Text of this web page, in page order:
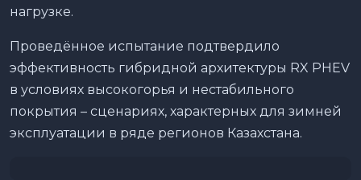
нагрузке.
Проведённое испытание подтвердило
эффективность гибридной архитектуры RX PHEV
в условиях высокогорья и нестабильного
покрытия – сценариях, характерных для зимней
эксплуатации в ряде регионов Казахстана.